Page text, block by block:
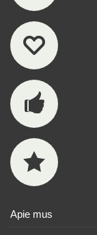
Apie mus